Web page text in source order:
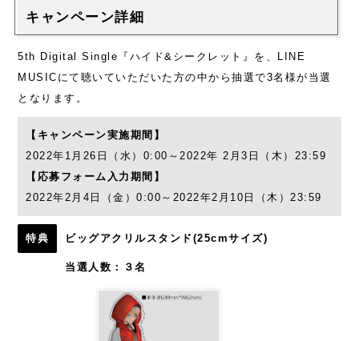
キャンペーン詳細
5th Digital Single『ハイド&シークレット』を、LINE
MUSICにて聴いていただいた方の中から抽選で3名様が当選
となります。
【キャンペーン実施期間】
2022年1月26日（水）0:00～2022年 2月3日（木）23:59
【応募フォーム入力期間】
2022年2月4日（金）0:00～2022年2月10日（木）23:59
特典 ビッグアクリルスタンド(25cmサイズ)
当選人数：３名